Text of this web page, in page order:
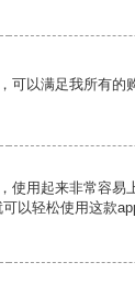
可以满足我所有的
使用起来非常容易
以轻松使用这款